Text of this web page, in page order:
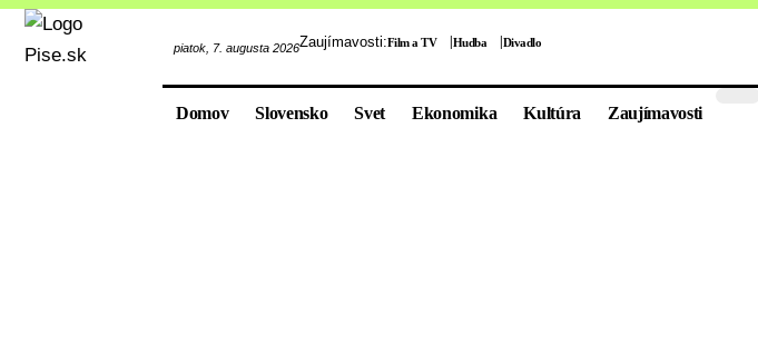
piatok, 7. augusta 2026Zaujímavosti:Film a TV Hudba Divadlo
Domov Slovensko Svet Ekonomika Kultúra Zaujímavosti